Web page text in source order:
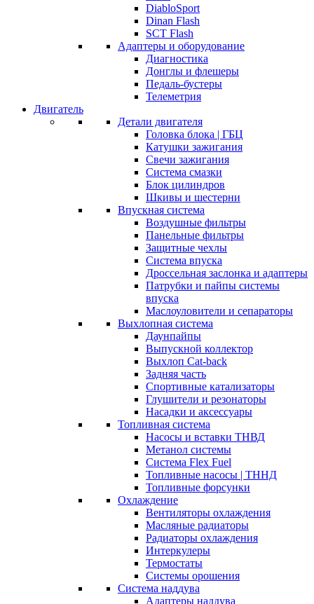
DiabloSport
Dinan Flash
SCT Flash
Адаптеры и оборудование
Диагностика
Донглы и флешеры
Педаль-бустеры
Телеметрия
Двигатель
Детали двигателя
Головка блока | ГБЦ
Катушки зажигания
Свечи зажигания
Система смазки
Блок цилиндров
Шкивы и шестерни
Впускная система
Воздушные фильтры
Панельные фильтры
Защитные чехлы
Система впуска
Дроссельная заслонка и адаптеры
Патрубки и пайпы системы
впуска
Маслоуловители и сепараторы
Выхлопная система
Даунпайпы
Выпускной коллектор
Выхлоп Cat-back
Задняя часть
Спортивные катализаторы
Глушители и резонаторы
Насадки и аксессуары
Топливная система
Насосы и вставки ТНВД
Метанол системы
Система Flex Fuel
Топливные насосы | ТННД
Топливные форсунки
Охлаждение
Вентиляторы охлаждения
Масляные радиаторы
Радиаторы охлаждения
Интеркулеры
Термостаты
Системы орошения
Система наддува
Адаптеры наддува